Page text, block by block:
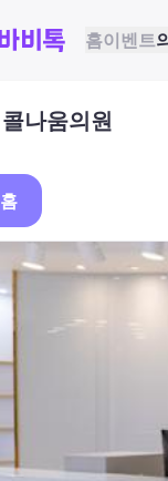
홈이벤트
콜나움의원
홈